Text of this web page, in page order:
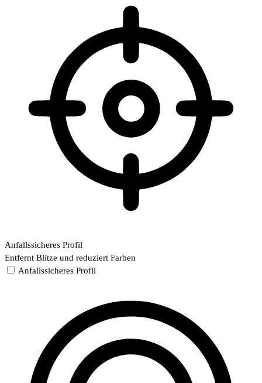
Anfallssicheres Profil
Entfernt Blitze und reduziert Farben
Anfallssicheres Profil